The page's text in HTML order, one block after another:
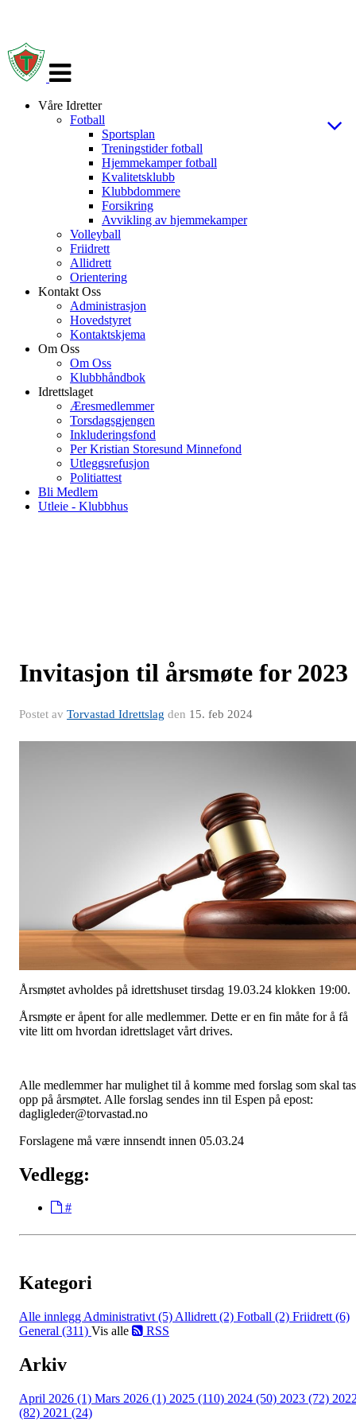
navigasjon
Våre Idretter
Fotball
Sportsplan
Treningstider fotball
Hjemmekamper fotball
Kvalitetsklubb
Klubbdommere
Forsikring
Avvikling av hjemmekamper
Volleyball
Friidrett
Allidrett
Orientering
Kontakt Oss
Administrasjon
Hovedstyret
Kontaktskjema
Om Oss
Om Oss
Klubbhåndbok
Idrettslaget
Æresmedlemmer
Torsdagsgjengen
Inkluderingsfond
Per Kristian Storesund Minnefond
Utleggsrefusjon
Politiattest
Bli Medlem
Utleie - Klubbhus
Invitasjon til årsmøte for 2023
Postet av Torvastad Idrettslag den 15. feb 2024
Årsmøtet avholdes på idrettshuset tirsdag 19.03.24 klokken 19:00.
Årsmøte er åpent for alle medlemmer. Dette er en fin måte for å få
vite litt om hvordan idrettslaget vårt drives.
Alle medlemmer har mulighet til å komme med forslag som skal tas
opp på årsmøtet. Alle forslag sendes inn til Espen på epost:
dagligleder@torvastad.no
Forslagene må være innsendt innen 05.03.24
Vedlegg:
#
Kategori
Alle innlegg Administrativt (5) Allidrett (2) Fotball (2) Friidrett (6)
General (311) Vis alle RSS
Arkiv
April 2026 (1) Mars 2026 (1) 2025 (110) 2024 (50) 2023 (72)
(82) 2021 (24)